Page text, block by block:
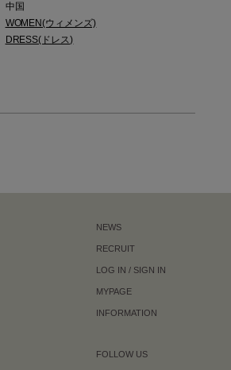
中国
WOMEN(ウィメンズ)
DRESS(ドレス)
NEWS
RECRUIT
LOG IN / SIGN IN
MYPAGE
INFORMATION
FOLLOW US